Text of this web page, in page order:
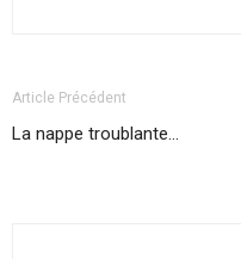
Article Précédent
La nappe troublante…